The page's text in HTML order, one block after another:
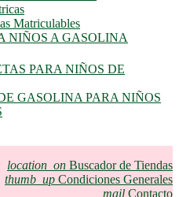
Matriculables
NIÑOS A GASOLINA
PARA NIÑOS DE
GASOLINA PARA NIÑOS
location_on Buscador de Tiendas
thumb_up Condiciones Generales
mail Contacto